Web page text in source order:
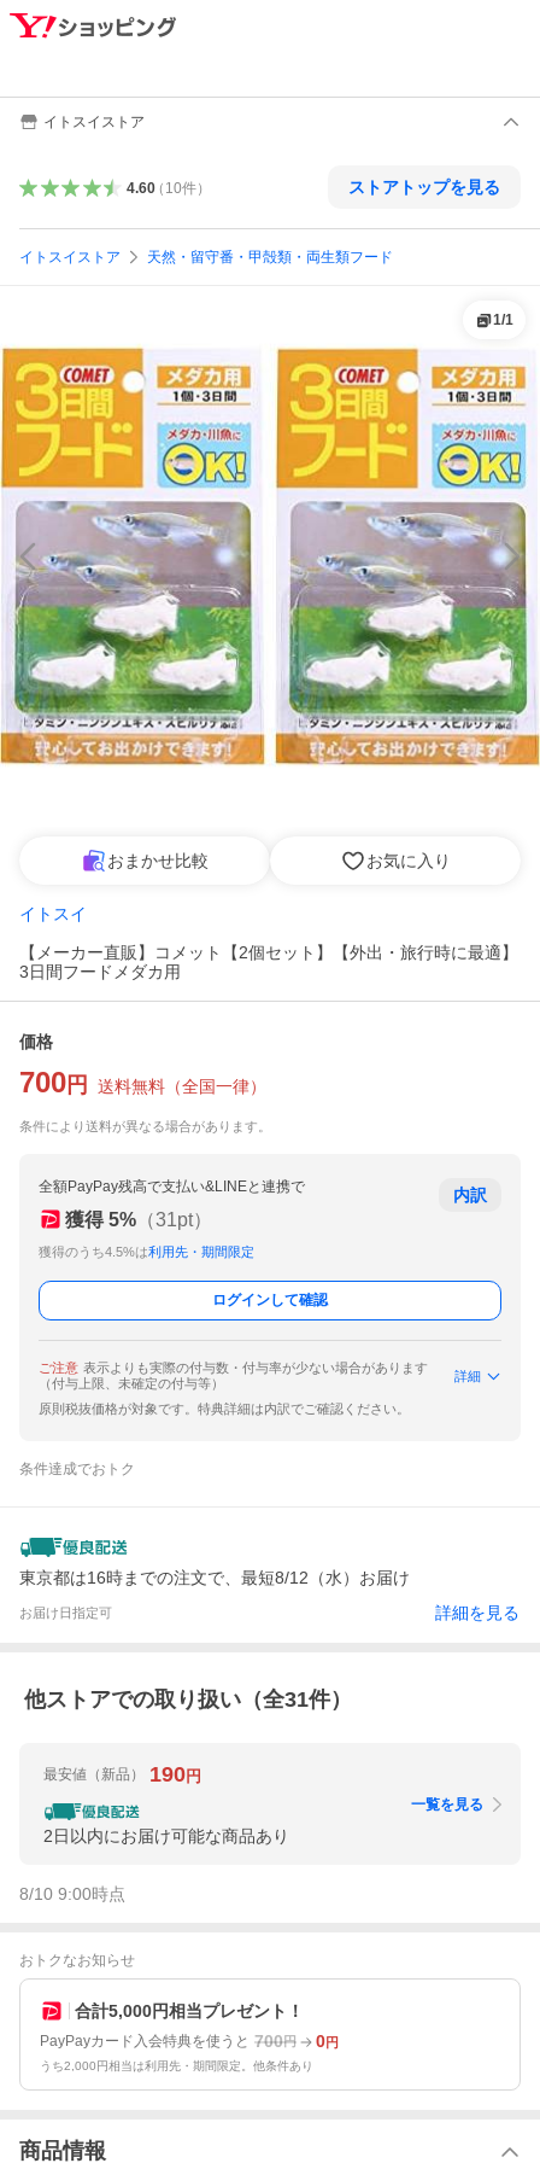
イトスイストア
4.60（ 10件） ストアトップを見る
イトスイストア 天然・留守番・甲殻類・両生類フード
1/1
おまかせ比較 お気に入り
イトスイ
【メーカー直販】コメット【2個セット】【外出・旅行時に最適】
3日間フードメダカ用
価格
700 円 送料無料 （全国一律）
条件により送料が異なる場合があります。
全額PayPay残高で支払い&LINEと連携で
獲得 5% （31pt）
獲得のうち4.5%は利用先・期間限定
内訳
ログインして確認
ご注意 表示よりも実際の付与数・付与率が少ない場合があります
（付与上限、未確定の付与等）
詳細
原則税抜価格が対象です。特典詳細は内訳でご確認ください。
条件達成でおトク
東京都は16時までの注文で、最短8/12（水）お届け
お届け日指定可 詳細を見る
他ストアでの取り扱い（全31件）
最安値 （新品） 190円
2日以内にお届け可能な商品あり
一覧を見る
8/10 9:00時点
おトクなお知らせ
合計5,000円相当プレゼント！
PayPayカード入会特典を使うと 700円 0円
うち2,000円相当は利用先・期間限定。他条件あり
商品情報